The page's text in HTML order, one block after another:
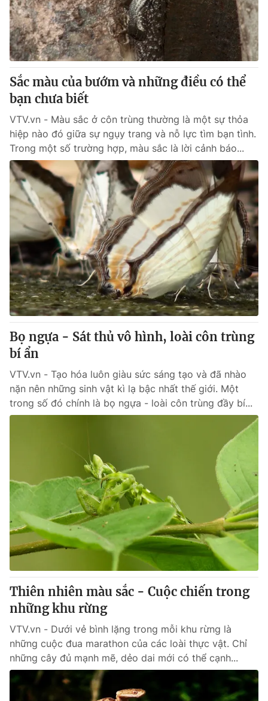
Sắc màu của bướm và những điều có thể
bạn chưa biết
VTV.vn - Màu sắc ở côn trùng thường là một sự thỏa
hiệp nào đó giữa sự ngụy trang và nỗ lực tìm bạn tình.
Trong một số trường hợp, màu sắc là lời cảnh báo...
Bọ ngựa - Sát thủ vô hình, loài côn trùng
bí ẩn
VTV.vn - Tạo hóa luôn giàu sức sáng tạo và đã nhào
nặn nên những sinh vật kì lạ bậc nhất thế giới. Một
trong số đó chính là bọ ngựa - loài côn trùng đầy bí...
Thiên nhiên màu sắc - Cuộc chiến trong
những khu rừng
VTV.vn - Dưới vẻ bình lặng trong mỗi khu rừng là
những cuộc đua marathon của các loài thực vật. Chỉ
những cây đủ mạnh mẽ, dẻo dai mới có thể cạnh...